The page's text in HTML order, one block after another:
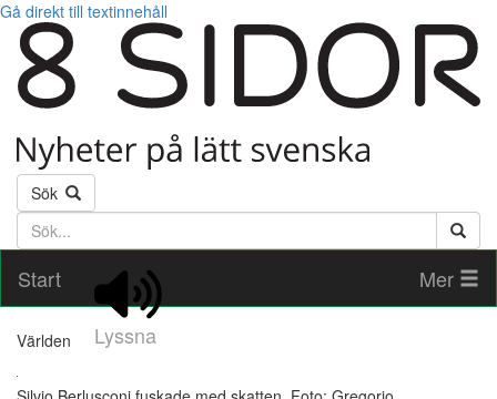
Gå direkt till textinnehåll
Sök
Söktext
Start
Lyssna
Mer
Världen